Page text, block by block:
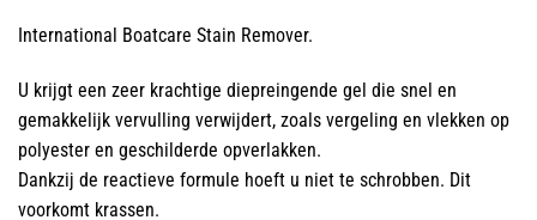
International Boatcare Stain Remover.
U krijgt een zeer krachtige diepreingende gel die snel en
gemakkelijk vervulling verwijdert, zoals vergeling en vlekken op
polyester en geschilderde opverlakken.
Dankzij de reactieve formule hoeft u niet te schrobben. Dit
voorkomt krassen.